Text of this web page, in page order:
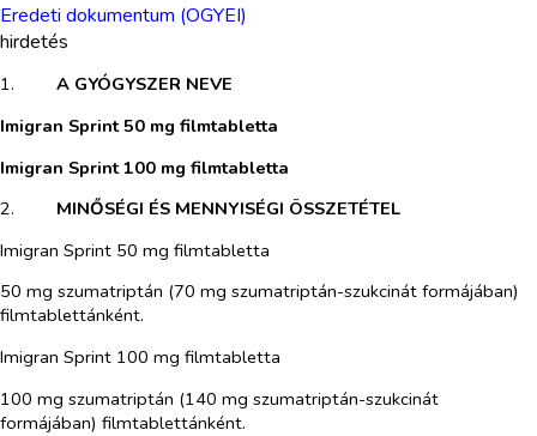
Eredeti dokumentum (OGYEI)
hirdetés
1.​
A GYÓGYSZER NEVE
Imigran Sprint 50 mg filmtabletta
Imigran Sprint 100 mg filmtabletta
2.​
MINŐSÉGI ÉS MENNYISÉGI ÖSSZETÉTEL
Imigran Sprint 50 mg filmtabletta
50 mg szumatriptán (70 mg szumatriptán-szukcinát formájában)
filmtablettánként.
Imigran Sprint 100 mg filmtabletta
100 mg szumatriptán (140 mg szumatriptán-szukcinát
formájában) filmtablettánként.